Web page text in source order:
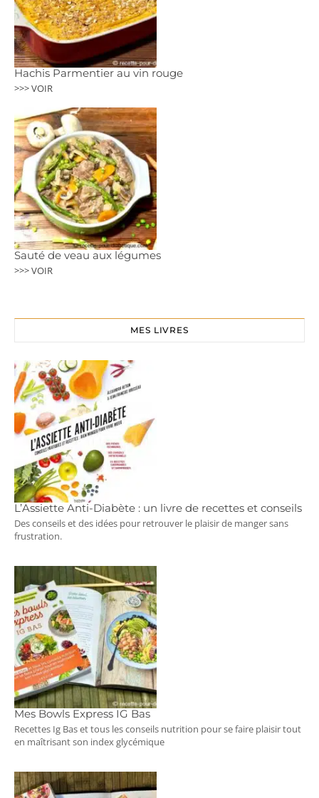
Hachis Parmentier au vin rouge
>>> VOIR
Sauté de veau aux légumes
>>> VOIR
MES LIVRES
L’Assiette Anti-Diabète : un livre de recettes et conseils
Des conseils et des idées pour retrouver le plaisir de manger sans
frustration.
Mes Bowls Express IG Bas
Recettes Ig Bas et tous les conseils nutrition pour se faire plaisir tout
en maîtrisant son index glycémique